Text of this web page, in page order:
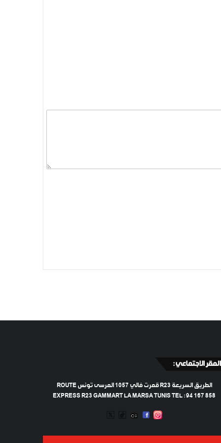
المقر الاجتماعي :
الطريق السريعة R23 قمرت فالي 1057 المرسى تونس ROUTE
EXPRESS R23 GAMMART LA MARSA TUNIS TEL : 94 167 858
INSTAGRAM
FACEBOOK
RADIO
TIKTOK